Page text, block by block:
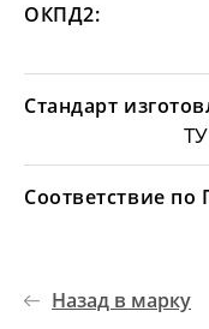
ОКПД2:
Стандарт
Соответствие по
Назад в марку